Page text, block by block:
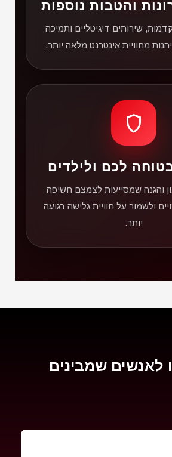
והטבות נוספות
שירותים דיגיטליים ותמיכה
מחוויית אינטרנט מלאה יותר.
לכם ולילדים
והגנה שמסייעות לצמצם חשיפה
ולשמור על חוויית גלישה רגועה
יותר.
לאנשים שמבינים